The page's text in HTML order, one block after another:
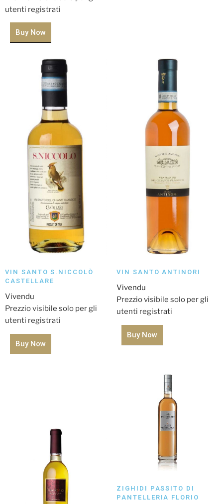
utenti registrati
Buy Now
VIN SANTO S.NICCOLÒ
CASTELLARE
Vivendu
Prezzio visibile solo per gli
utenti registrati
Buy Now
VIN SANTO ANTINORI
Vivendu
Prezzio visibile solo per gli
utenti registrati
Buy Now
ZIGHIDI PASSITO DI
PANTELLERIA FLORIO